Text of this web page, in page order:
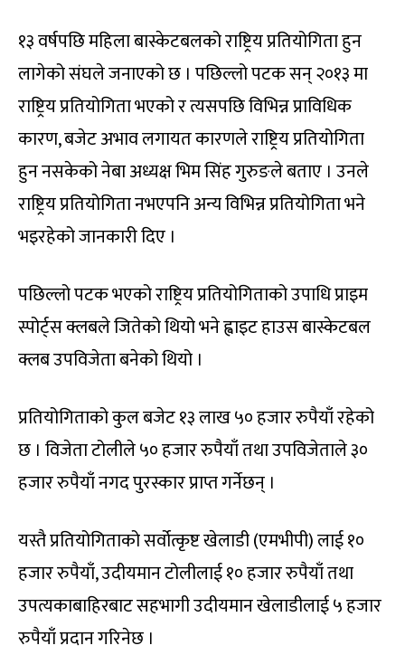
१३ वर्षपछि महिला बास्केटबलको राष्ट्रिय प्रतियोगिता हुन
लागेको संघले जनाएको छ । पछिल्लो पटक सन् २०१३ मा
राष्ट्रिय प्रतियोगिता भएको र त्यसपछि विभिन्न प्राविधिक
कारण, बजेट अभाव लगायत कारणले राष्ट्रिय प्रतियोगिता
हुन नसकेको नेबा अध्यक्ष भिम सिंह गुरुङले बताए । उनले
राष्ट्रिय प्रतियोगिता नभएपनि अन्य विभिन्न प्रतियोगिता भने
भइरहेको जानकारी दिए ।
पछिल्लो पटक भएको राष्ट्रिय प्रतियोगिताको उपाधि प्राइम
स्पोर्ट्स क्लबले जितेको थियो भने ह्वाइट हाउस बास्केटबल
क्लब उपविजेता बनेको थियो ।
प्रतियोगिताको कुल बजेट १३ लाख ५० हजार रुपैयाँ रहेको
छ । विजेता टोलीले ५० हजार रुपैयाँ तथा उपविजेताले ३०
हजार रुपैयाँ नगद पुरस्कार प्राप्त गर्नेछन् ।
यस्तै प्रतियोगिताको सर्वोत्कृष्ट खेलाडी (एमभीपी) लाई १०
हजार रुपैयाँ, उदीयमान टोलीलाई १० हजार रुपैयाँ तथा
उपत्यकाबाहिरबाट सहभागी उदीयमान खेलाडीलाई ५ हजार
रुपैयाँ प्रदान गरिनेछ ।